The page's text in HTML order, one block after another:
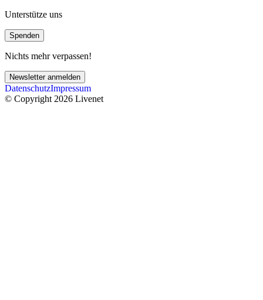
Unterstütze uns
Spenden
Nichts mehr verpassen!
Newsletter anmelden
DatenschutzImpressum
© Copyright 2026 Livenet